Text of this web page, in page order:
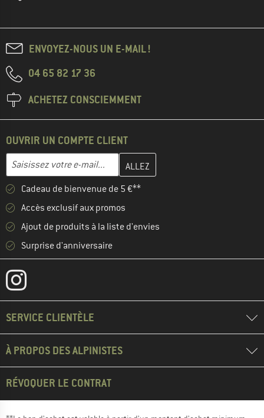
ENVOYEZ-NOUS UN E-MAIL !
04 65 82 17 36
ACHETEZ CONSCIEMMENT
OUVRIR UN COMPTE CLIENT
Adresse e-mail
Entrez votre adresse e-mail ici et créez votre compte client à la
Cadeau de bienvenue de 5 €**
Accès exclusif aux promos
Ajout de produits à la liste d'envies
Surprise d'anniversaire
SERVICE CLIENTÈLE
À PROPOS DES ALPINISTES
RÉVOQUER LE CONTRAT